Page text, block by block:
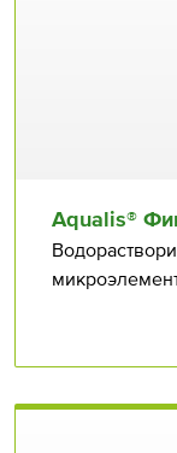
Aqualis®